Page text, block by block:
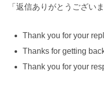
「返信ありがとうござい
Thank you for your
Thanks for getting
Thank you for your